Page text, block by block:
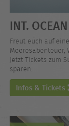
INT.
Freut euch auf
Meeresabenteuer,
Jetzt Tickets zum
sparen.
Infos & Tickets